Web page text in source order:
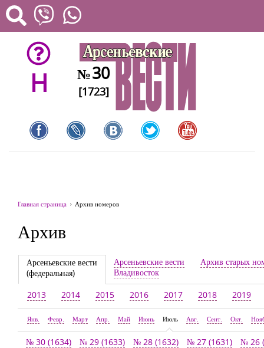
H №30
[1723]
Главная страница Архив номеров
Архив
Арсеньевские вести
(федеральная)
Арсеньевские вести
Владивосток
Архив старых
2013 2014 2015 2016 2017 2018 2019
Янв. Февр. Март Апр. Май Июнь Июль Авг. Сент. Окт.
№ 30 (1634) № 29 (1633) № 28 (1632) № 27 (1631) № 26